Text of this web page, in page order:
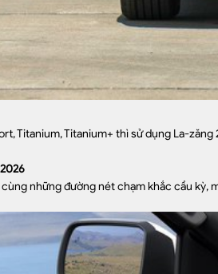
Titanium, Titanium+ thì sử dụng La-
những đường nét chạm khắc cầu